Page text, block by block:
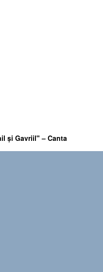
şi Gavriil" – Canta